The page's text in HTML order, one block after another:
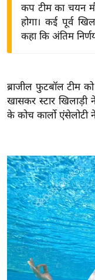
वि
शे
रा
य
ब
ज
ट
खे
ल
क्रि
कप टीम का चयन
होगा। कई पूर्व
कहा कि अंतिम
ब्राजील फुटबॉल टीम
खासकर स्टार खिलाड़ी
के कोच कार्लो एंसेलोटी